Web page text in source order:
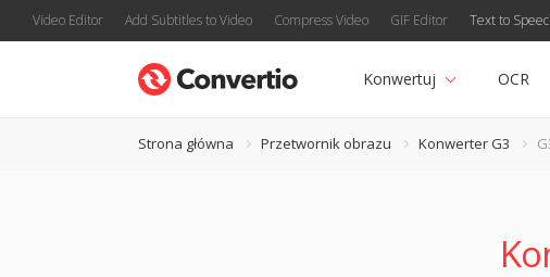
Video Editor Add Subtitles to Video Compress Video GIF Editor Text to
Konwertuj OCR
Strona główna Przetwornik obrazu Konwerter G3